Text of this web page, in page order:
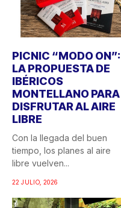
PICNIC “MODO ON”:
LA PROPUESTA DE
IBÉRICOS
MONTELLANO PARA
DISFRUTAR AL AIRE
LIBRE
Con la llegada del buen
tiempo, los planes al aire
libre vuelven...
22 JULIO, 2026